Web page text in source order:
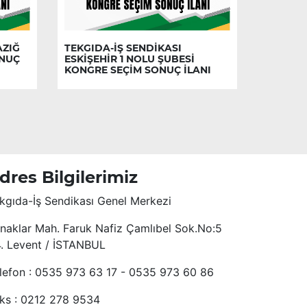
TEKGIDA-İŞ SENDİKASI
ESKİŞEHİR 1 NOLU ŞUBESİ
KONGRE SEÇİM SONUÇ İLANI
Bilgilerimiz
İş Sendikası Genel Merkezi
Mah. Faruk Nafiz Çamlıbel Sok.No:5
Levent / İSTANBUL
: 0535 973 63 17 - 0535 973 60 86
: 0212 278 9534